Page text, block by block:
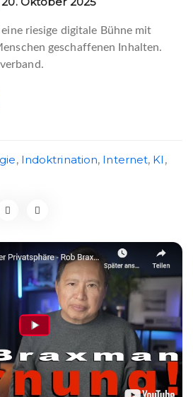
riesige digitale Bühne mit
geschaffenen Inhalten.
, Indoktrination, Internet, KI ,